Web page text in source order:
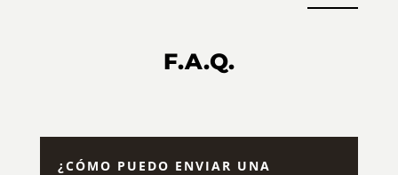
F.A.Q.
¿CÓMO PUEDO ENVIAR UNA